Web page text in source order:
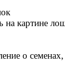
на картине
о